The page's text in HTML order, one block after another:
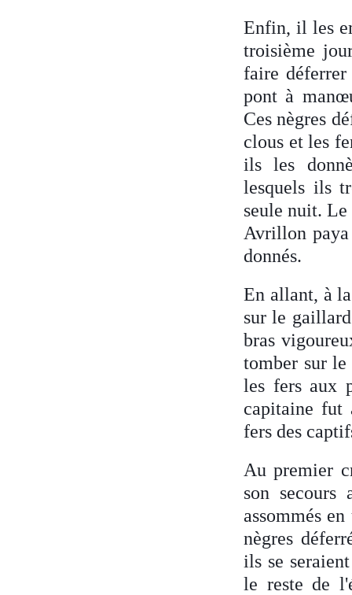
Enfin, il les
troisième
faire déferrer
pont à
Ces nègres
clous et les
ils les
lesquels ils
seule nuit.
Avrillon
donnés.
En allant, à
sur le
bras
tomber sur
les fers aux
capitaine fut
fers des
Au premier
son
assommés
nègres
ils se
le reste de